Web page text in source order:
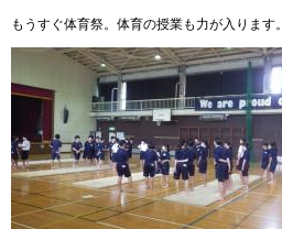
もうすぐ体育祭。体育の授業も力が入ります。